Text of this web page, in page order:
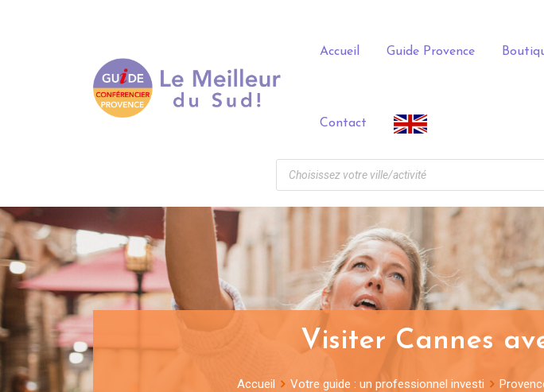
Accueil Guide Provence
Contact
Visiter Cannes
Accueil Votre guide : un professionnel investi